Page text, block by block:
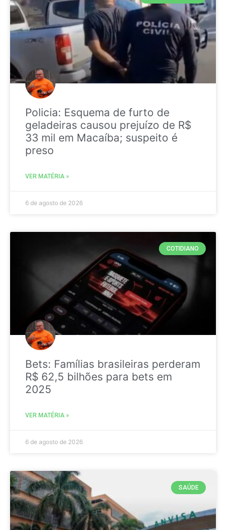
Policia: Esquema de furto de
geladeiras causou prejuízo de R$
33 mil em Macaíba; suspeito é
preso
VER MATÉRIA »
6 de agosto de 2026
COTIDIANO
Bets: Famílias brasileiras perderam
R$ 62,5 bilhões para bets em
2025
VER MATÉRIA »
6 de agosto de 2026
SAÚDE